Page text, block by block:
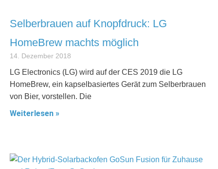
Selberbrauen auf Knopfdruck: LG
HomeBrew machts möglich
14. Dezember 2018
LG Electronics (LG) wird auf der CES 2019 die LG
HomeBrew, ein kapselbasiertes Gerät zum Selberbrauen
von Bier, vorstellen. Die
Weiterlesen »